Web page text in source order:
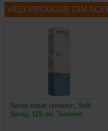
VEZI PRODUSE DIN
Spray nazal izotonic, Soft
Spray, 125 ml, Tonimer